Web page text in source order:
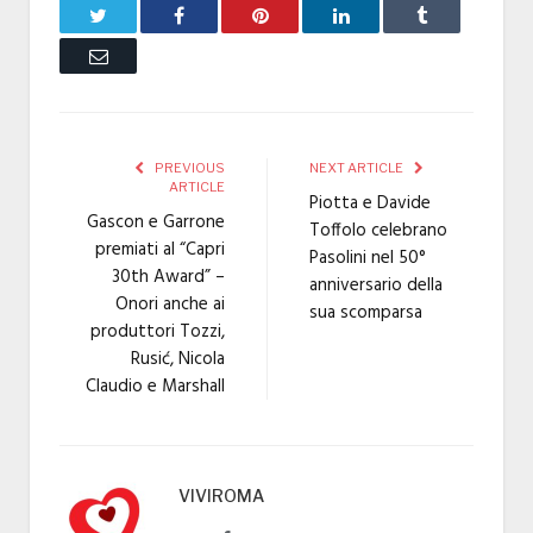
Facebook Pinterest LinkedIn Tumblr
Email
PREVIOUS
ARTICLE
Gascon e Garrone
premiati al “Capri
30th Award” –
Onori anche ai
produttori Tozzi,
Rusić, Nicola
Claudio e Marshall
NEXT ARTICLE
Piotta e Davide
Toffolo celebrano
Pasolini nel 50°
anniversario della
sua scomparsa
VIVIROMA